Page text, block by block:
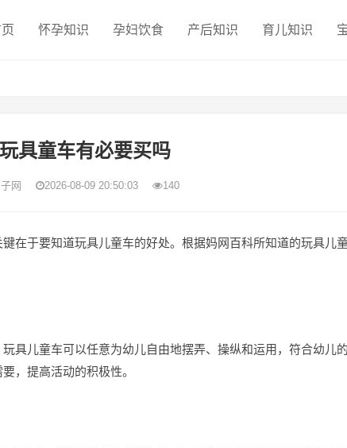
怀孕知识 孕妇饮食 产后知识 育儿知识
玩具童车有必要买吗
网 2026-08-09 20:50:03 140
在于要知道玩具儿童车的好处。根据妈网百科所知道的玩具儿
具儿童车可以任意为幼儿自由地摆弄、操纵和运用，符合幼儿
，提高活动的积极性。